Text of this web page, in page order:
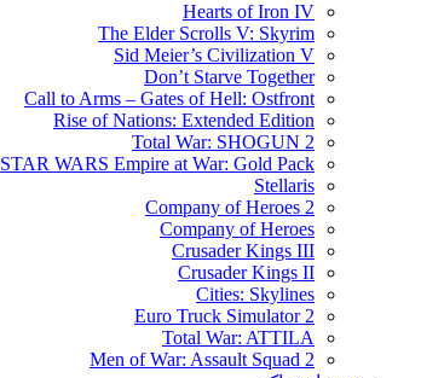
Hearts of Iron IV
The Elder Scrolls V: Skyrim
Sid Meier’s Civilization V
Don’t Starve Together
Call to Arms – Gates of Hell: Ostfront
Rise of Nations: Extended Edition
Total War: SHOGUN 2
STAR WARS Empire at War: Gold Pack
Stellaris
Company of Heroes 2
Company of Heroes
Crusader Kings III
Crusader Kings II
Cities: Skylines
Euro Truck Simulator 2
Total War: ATTILA
Men of War: Assault Squad 2